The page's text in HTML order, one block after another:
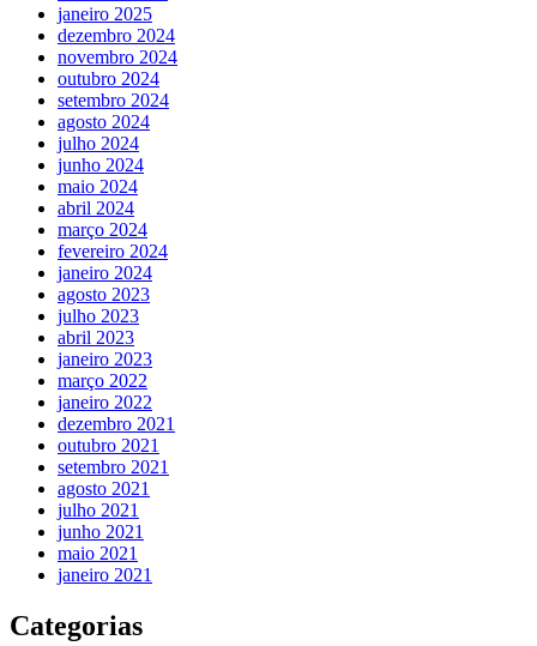
janeiro 2025
dezembro 2024
novembro 2024
outubro 2024
setembro 2024
agosto 2024
julho 2024
junho 2024
maio 2024
abril 2024
março 2024
fevereiro 2024
janeiro 2024
agosto 2023
julho 2023
abril 2023
janeiro 2023
março 2022
janeiro 2022
dezembro 2021
outubro 2021
setembro 2021
agosto 2021
julho 2021
junho 2021
maio 2021
janeiro 2021
Categorias